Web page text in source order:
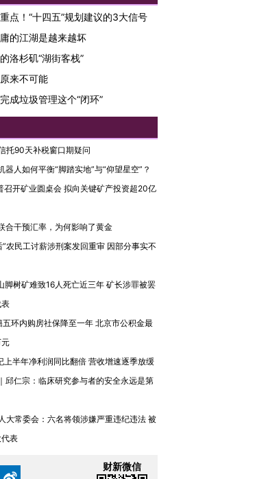
3种
度Z世代 用街头抗争将教
育部长拱下台
博
【商旅对话】华住集团
点！“十四五”规划建议的3大信号
的江湖是越来越坏
洛杉矶“湖街客栈”
来不可能
完成垃圾管理这个“闭环”
托90天补税窗口期疑问
器人如何平衡“脚踏实地”与“仰望星空”？
召开矿业圆桌会 拟向关键矿产投资超20亿
合干预汇率，为何影响了黄金
”农民工讨薪涉刑案发回重审 因部分事实不
脚树矿难致16人死亡近三年 矿长涉罪被罢
五环内购房社保降至一年 北京市公积金最
上半年净利润同比翻倍 营收增速逐季放缓
邱仁宗：临床研究参与者的安全永远是第
大常委会：六名将领涉嫌严重违纪违法 被
表
财新微信